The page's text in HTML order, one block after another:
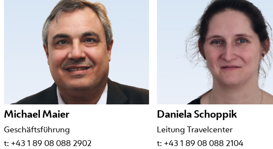
Michael Maier
Geschäftsführung
t: +43 1 89 08 088 2902
Daniela Schoppik
Leitung Travelcenter
t: +43 1 89 08 088 2104